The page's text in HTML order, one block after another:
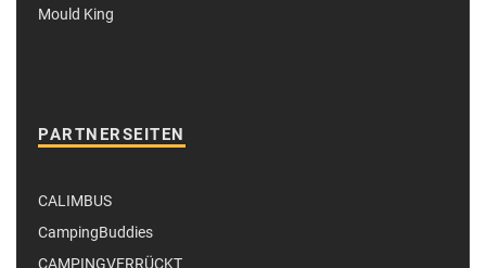
Mould King
PARTNERSEITEN
CALIMBUS
CampingBuddies
CAMPINGVERRÜCKT